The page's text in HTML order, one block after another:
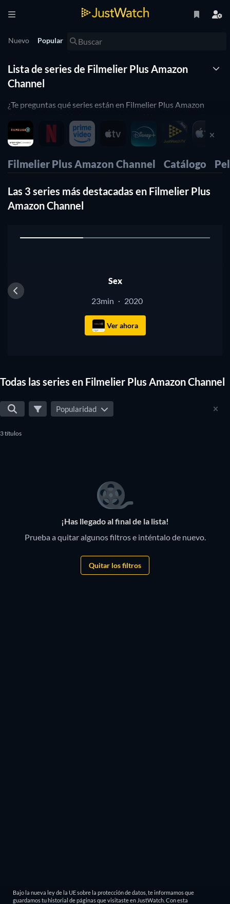
Nuevo Popular
Lista de series de Filmelier Plus Amazon
Channel
¿Te preguntas qué series están en Filmelier Plus Amazon
de todos las series en Filmelier Plus Amazon Channel que
puedes ver en línea ahora. ¿Eres un fan de las series de cocina,
Marvel, o te gusta disfrutar de alguna serie de comedia en
nuestros filtros para encontrar series de Filmelier Plus
Amazon Channel basado en tus preferencias. ¡Sí, es así de
Filmelier Plus Amazon Channel Catálogo
Las 3 series más destacadas en Filmelier Plus
Amazon Channel
1
Sex
23min · 2020
Ver ahora
Todas las series en Filmelier Plus Amazon Channel
Popularidad
3 títulos
¡Has llegado al final de la lista!
Prueba a quitar algunos filtros e inténtalo de nuevo.
Quitar los filtros
Bajo la nueva ley de la UE sobre la protección de datos, te informamos que
guardamos tu historial de páginas que visitaste en JustWatch. Con esta